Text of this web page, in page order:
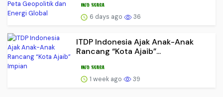
6 days ago 36
ITDP Indonesia Ajak Anak-Anak
Rancang “Kota Ajaib”...
1 week ago 39